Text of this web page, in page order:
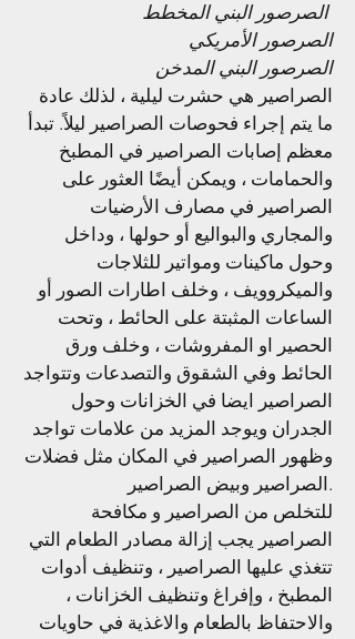
الصرصور البني المخطط
الصرصور الأمريكي
الصرصور البني المدخن
الصراصير هي حشرت ليلية ، لذلك عادة
ما يتم إجراء فحوصات الصراصير ليلاً. تبدأ
معظم إصابات الصراصير في المطبخ
والحمامات ، ويمكن أيضًا العثور على
الصراصير في مصارف الأرضيات
والمجاري والبواليع أو حولها ، وداخل
وحول ماكينات ومواتير للثلاجات
والميكروويف ، وخلف اطارات الصور أو
الساعات المثبتة على الحائط ، وتحت
الحصير او المفروشات ، وخلف ورق
الحائط وفي الشقوق والتصدعات وتتواجد
الصراصير ايضا في الخزانات وحول
الجدران ويوجد المزيد من علامات تواجد
وظهور الصراصير في المكان مثل فضلات
الصراصير وبيض الصراصير.
للتخلص من الصراصير و مكافحة
الصراصير يجب إزالة مصادر الطعام التي
تتغذي عليها الصراصير ، وتنظيف أدوات
المطبخ ، وإفراغ وتنظيف الخزانات ،
والاحتفاظ بالطعام والاغذية في حاويات